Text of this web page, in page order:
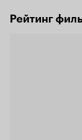
Рейтинг